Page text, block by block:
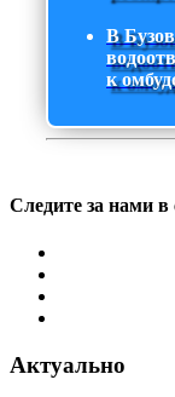
В
к
Следите за нами
Актуально